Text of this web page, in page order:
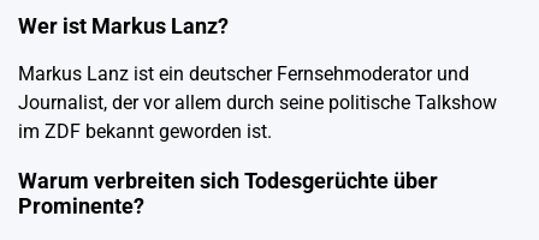
Wer ist Markus Lanz?
Markus Lanz ist ein deutscher Fernsehmoderator und
Journalist, der vor allem durch seine politische Talkshow
im ZDF bekannt geworden ist.
Warum verbreiten sich Todesgerüchte über
Prominente?